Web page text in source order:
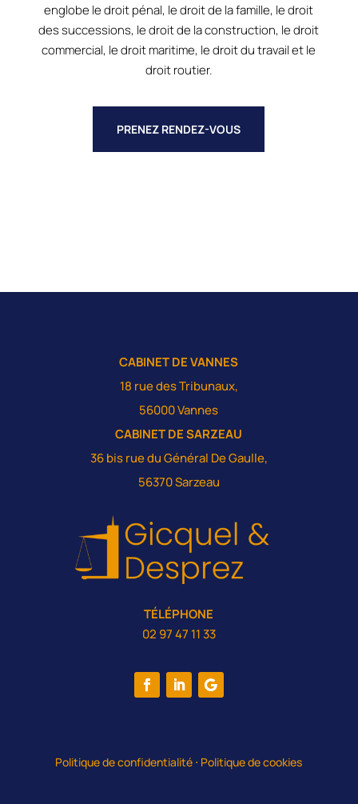
englobe le droit pénal, le droit de la famille, le droit
des successions, le droit de la construction, le droit
commercial, le droit maritime, le droit du travail et le
droit routier.
PRENEZ RENDEZ-VOUS
CABINET DE VANNES
18 rue des Tribunaux,
56000 Vannes
CABINET DE SARZEAU
36 bis rue du Général De Gaulle,
56370 Sarzeau
TÉLÉPHONE
02 97 47 11 33
Politique de confidentialité ⋅ Politique de cookies